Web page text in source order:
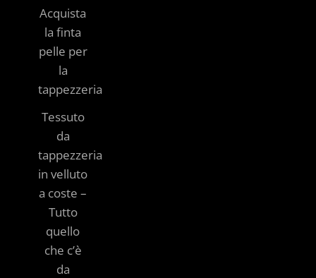
Acquista
la finta
pelle per
la
tappezzeria
Tessuto
da
tappezzeria
in velluto
a coste –
Tutto
quello
che c’è
da